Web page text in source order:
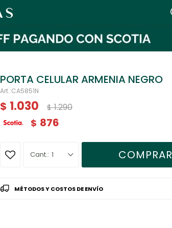
PORTA CELULAR ARMENIA NEGRO
CA5851N
$ 1.030 $ 1.290
$ 876
1 COMPRAR
MÉTODOS Y COSTOS DE ENVÍO